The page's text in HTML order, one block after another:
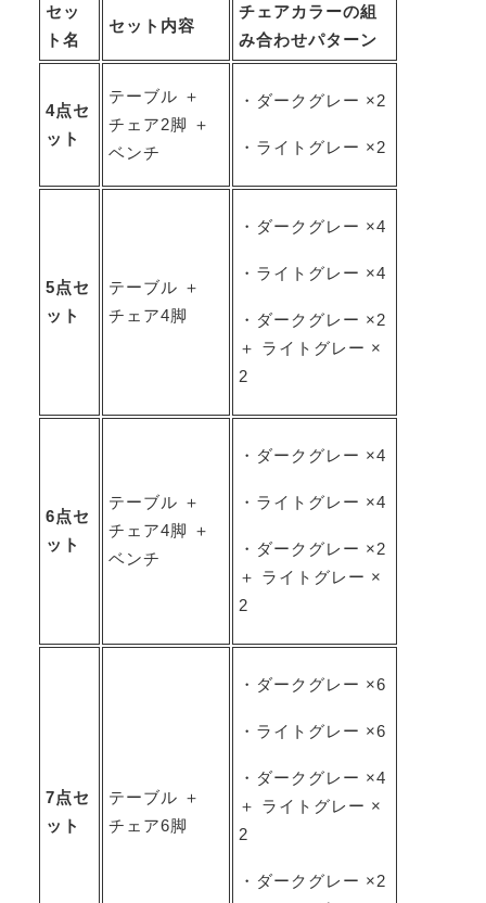
セッ
ト名
セット内容
チェアカラーの組
み合わせパターン
4点セ
ット
テーブル ＋
チェア2脚 ＋
ベンチ
・ダークグレー ×2
・ライトグレー ×2
5点セ
ット
テーブル ＋
チェア4脚
・ダークグレー ×4
・ライトグレー ×4
・ダークグレー ×2
＋ ライトグレー ×
2
6点セ
ット
テーブル ＋
チェア4脚 ＋
ベンチ
・ダークグレー ×4
・ライトグレー ×4
・ダークグレー ×2
＋ ライトグレー ×
2
7点セ
ット
テーブル ＋
チェア6脚
・ダークグレー ×6
・ライトグレー ×6
・ダークグレー ×4
＋ ライトグレー ×
2
・ダークグレー ×2